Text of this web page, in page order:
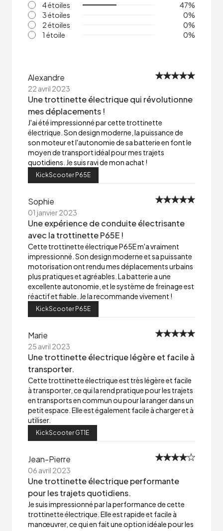
4 étoiles
47%
3 étoiles
0%
2 étoiles
0%
1 étoile
0%
Alexandre
22 avril 2023
Une trottinette électrique qui révolutionne
mes déplacements !
J'ai été impressionné par cette trottinette
électrique. Son design moderne, la puissance de
son moteur et l'autonomie de sa batterie en font le
moyen de transport idéal pour mes trajets
quotidiens. Je suis ravi de mon achat !
KickScooter P65E
Sophie
01 janvier 2023
Une expérience de conduite électrisante
avec la trottinette P65E !
Cette trottinette électrique P65E m'a vraiment
impressionné. Son design moderne et sa puissante
motorisation ont rendu mes déplacements urbains
plus pratiques et agréables. La batterie a une
excellente autonomie, et le système de freinage est
réactif et fiable. Je la recommande vivement !
KickScooter P65E
Marie
25 avril 2023
Une trottinette électrique légère et facile à
transporter.
Cette trottinette électrique est très légère et facile
à transporter, ce qui la rend pratique pour les trajets
en transports en commun ou pour la ranger dans un
petit espace. Elle est également facile à charger et à
utiliser.
KickScooter GT1E
Jean-Pierre
06 avril 2023
Une trottinette électrique performante
pour les trajets quotidiens.
Je suis impressionné par la performance de cette
trottinette électrique. Elle est rapide et facile à
manœuvrer, ce qui en fait une option idéale pour les